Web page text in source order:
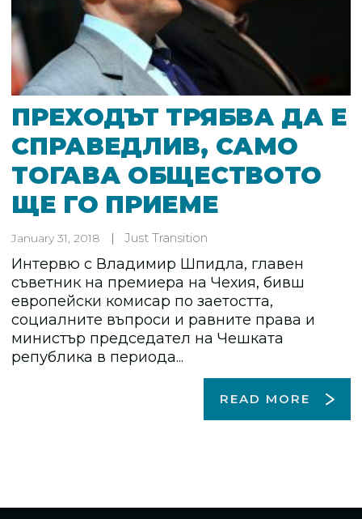
ПРЕХОДЪТ ТРЯБВА ДА Е
СПРАВЕДЛИВ, САМО
ТОГАВА ОБЩЕСТВОТО
ЩЕ ГО ПРИЕМЕ
January 31, 2018 Just Transition
Интервю с Владимир Шпидла, главен
съветник на премиера на Чехия, бивш
европейски комисар по заетостта,
социалните въпроси и равните права и
министър председател на Чешката
република в периода...
READ MORE